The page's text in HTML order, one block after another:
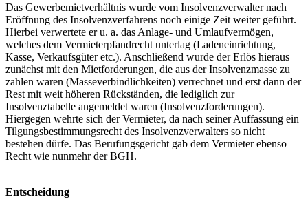
Das Gewerbemietverhältnis wurde vom Insolvenzverwalter nach
Eröffnung des Insolvenzverfahrens noch einige Zeit weiter geführt.
Hierbei verwertete er u. a. das Anlage- und Umlaufvermögen,
welches dem Vermieterpfandrecht unterlag (Ladeneinrichtung,
Kasse, Verkaufsgüter etc.). Anschließend wurde der Erlös hieraus
zunächst mit den Mietforderungen, die aus der Insolvenzmasse zu
zahlen waren (Masseverbindlichkeiten) verrechnet und erst dann der
Rest mit weit höheren Rückständen, die lediglich zur
Insolvenztabelle angemeldet waren (Insolvenzforderungen).
Hiergegen wehrte sich der Vermieter, da nach seiner Auffassung ein
Tilgungsbestimmungsrecht des Insolvenzverwalters so nicht
bestehen dürfe. Das Berufungsgericht gab dem Vermieter ebenso
Recht wie nunmehr der BGH.
Entscheidung